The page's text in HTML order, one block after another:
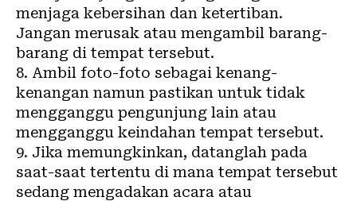
menjaga kebersihan dan ketertiban.
Jangan merusak atau mengambil barang-
barang di tempat tersebut.
8. Ambil foto-foto sebagai kenang-
kenangan namun pastikan untuk tidak
mengganggu pengunjung lain atau
mengganggu keindahan tempat tersebut.
9. Jika memungkinkan, datanglah pada
saat-saat tertentu di mana tempat tersebut
sedang mengadakan acara atau